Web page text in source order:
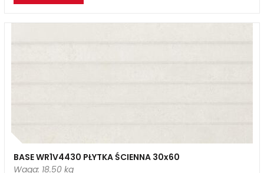
BASE WR1V4430 PŁYTKA ŚCIENNA 30x60
Waga: 18.50 kg